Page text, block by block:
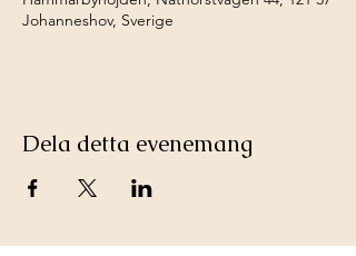
Johanneshov, Sverige
Dela detta evenemang